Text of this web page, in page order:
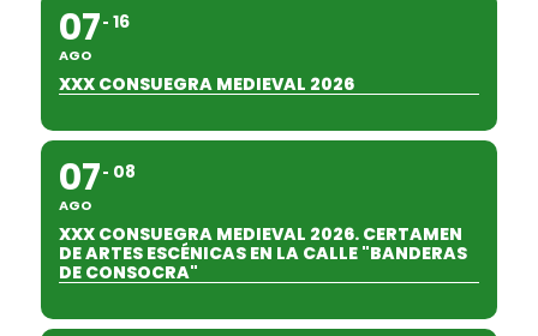
07
AGO
16
XXX CONSUEGRA MEDIEVAL 2026
07
AGO
08
XXX CONSUEGRA MEDIEVAL 2026. CERTAMEN
DE ARTES ESCÉNICAS EN LA CALLE "BANDERAS
DE CONSOCRA"